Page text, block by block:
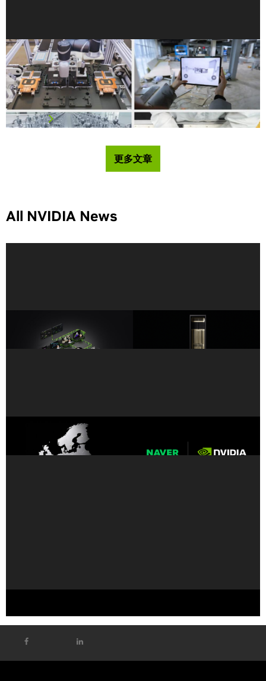
NVIDIA Omniverse 數位孿生技術協助台灣製造業者
推動工業 AI 的黃金時代
NVIDIA 與台灣的製造業生態系，包括台達、鴻海科技集團、
…
閱讀文章
更多文章
All NVIDIA News
學探索的工具 BioNeMo
Agent Toolkit
NVIDIA Vera Rubin 為科學研
究提供世界級超級電腦
歐洲推出創紀錄的 35 台全新
NVIDIA AI 超級電腦